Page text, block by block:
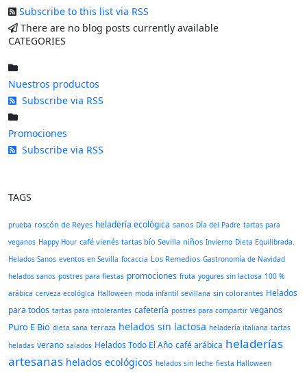
Subscribe to this list via RSS
There are no blog posts currently available
CATEGORIES
Nuestros productos
Subscribe via RSS
Promociones
Subscribe via RSS
TAGS
prueba roscón de Reyes heladería ecológica sanos Día del Padre tartas para
veganos Happy Hour café vienés tartas bío Sevilla niños Invierno Dieta Equilibrada.
Helados Sanos eventos en Sevilla focaccia Los Remedios Gastronomía de Navidad
helados sanos postres para fiestas promociones fruta yogures sin lactosa 100 %
arábica cerveza ecológica Halloween moda infantil sevillana sin colorantes Helados
para todos tartas para intolerantes cafetería postres para compartir veganos
Puro E Bio dieta sana terraza helados sin lactosa heladería italiana tartas
heladas verano salados Helados Todo El Año café arábica heladerías
artesanas helados ecológicos helados sin leche fiesta Halloween